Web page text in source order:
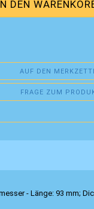
AUF DEN
FRAGE ZUM
- Länge: 93 mm;